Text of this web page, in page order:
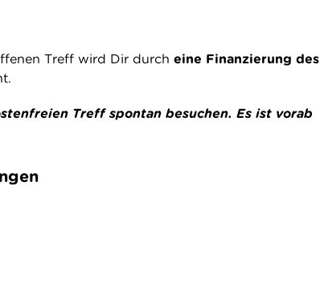
Treff wird Dir durch eine Finanzierung des
Treff spontan besuchen. Es ist vorab